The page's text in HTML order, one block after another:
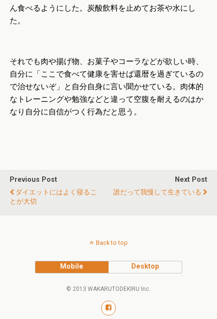
ん食べるようにした。炭酸飲料を止めてお茶や水にし
た。
それでも肉や揚げ物、お菓子やコーラなどが欲しい時、
自分に「ここで食べて健康を害せば還暦を過ぎているの
で治せないぞ」と自分自身に言い聞かせている。肉体的
なトレーニングや勉強などと違って空腹を耐えるのはか
なり自分に自信がつく行為だと思う。
Previous Post
ダイエットにはよく寝るこ
とが大切
Next Post
誰だって我慢して生きている
Back to top
Mobile Desktop
© 2013 WAKARUTODEKIRU Inc.